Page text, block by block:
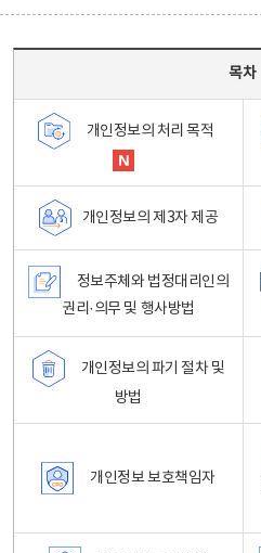
목차
개인정보의 처리 목적
개인정보의 제3자 제공
정보주체와 법정대리인의
권리·의무 및 행사방법
개인정보의 파기 절차 및
방법
개인정보 보호책임자